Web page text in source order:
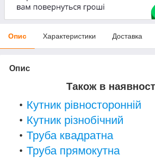
Опис Характеристики Доставка
Опис
Також в
Кутник рівносторонній
Кутник різнобічний
Труба квадратна
Труба прямокутна